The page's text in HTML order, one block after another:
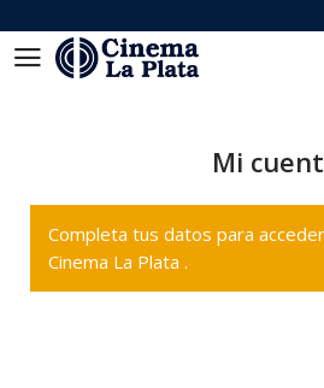
Mi
Completa tus datos para
Cinema La Plata .